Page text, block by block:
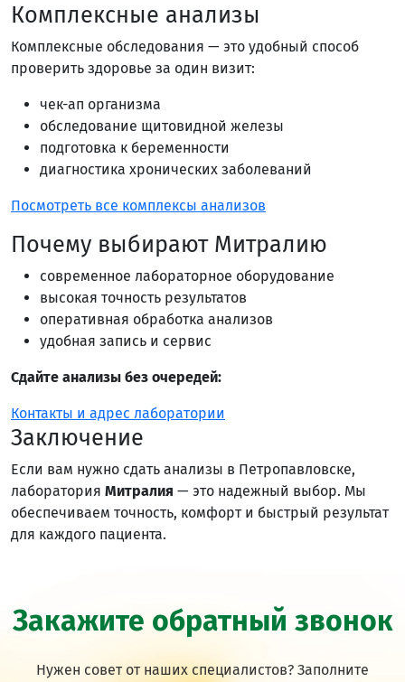
Комплексные анализы
Комплексные обследования — это удобный способ
проверить здоровье за один визит:
чек-ап организма
обследование щитовидной железы
подготовка к беременности
диагностика хронических заболеваний
Посмотреть все комплексы анализов
Почему выбирают Митралию
современное лабораторное оборудование
высокая точность результатов
оперативная обработка анализов
удобная запись и сервис
Сдайте анализы без очередей:
Контакты и адрес лаборатории
Заключение
Если вам нужно сдать анализы в Петропавловске,
лаборатория Митралия — это надежный выбор. Мы
обеспечиваем точность, комфорт и быстрый результат
для каждого пациента.
Закажите обратный звонок
Нужен совет от наших специалистов? Заполните